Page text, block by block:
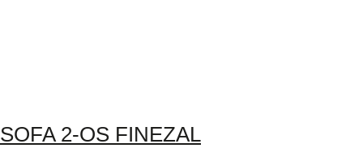
SOFA 2-OS FINEZAL